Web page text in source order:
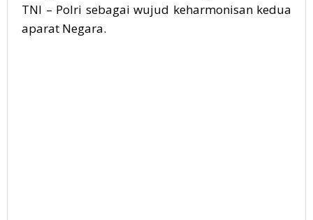
TNI – Polri sebagai wujud keharmonisan kedua
aparat Negara.